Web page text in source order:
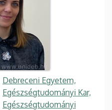
Debreceni Egyetem,
Egészségtudományi Kar,
Egészségtudományi